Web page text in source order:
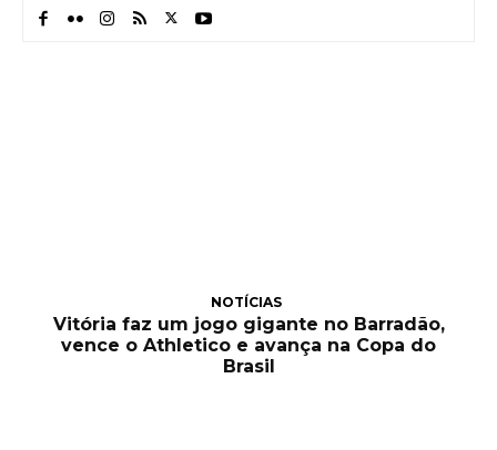
NOTÍCIAS
Vitória faz um jogo gigante no Barradão,
vence o Athletico e avança na Copa do
Brasil